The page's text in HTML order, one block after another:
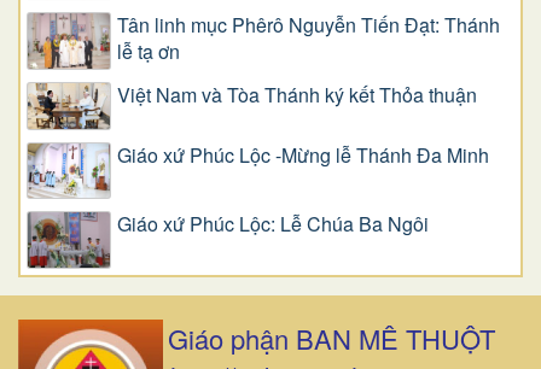
Tân linh mục Phêrô Nguyễn Tiến Đạt: Thánh
lễ tạ ơn
Việt Nam và Tòa Thánh ký kết Thỏa thuận
Giáo xứ Phúc Lộc -Mừng lễ Thánh Đa Minh
Giáo xứ Phúc Lộc: Lễ Chúa Ba Ngôi
Giáo phận BAN MÊ THUỘT